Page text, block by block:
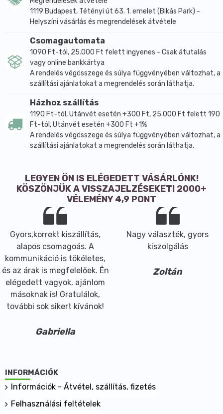
1119 Budapest, Tétényi út 63. 1. emelet (Bikás Park) -
Helyszíni vásárlás és megrendelések átvétele
Csomagautomata
1090 Ft-tól, 25.000 Ft felett ingyenes - Csak átutalás
vagy online bankkártya
A rendelés végösszege és súlya függvényében változhat, a
szállítási ajánlatokat a megrendelés során láthatja.
Házhoz szállítás
1190 Ft-tól, Utánvét esetén +300 Ft, 25.000 Ft felett 190
Ft-tól, Utánvét esetén +300 Ft +1%
A rendelés végösszege és súlya függvényében változhat, a
szállítási ajánlatokat a megrendelés során láthatja.
LEGYEN ÖN IS ELÉGEDETT VÁSÁRLÓNK!
KÖSZÖNJÜK A VISSZAJELZÉSEKET! 2000+
VÉLEMÉNY 4,9 PONT
Gyors,korrekt kiszállítás,
alapos csomagoás. A
kommunikáció is tökéletes,
és az árak is megfelelőek. Én
elégedett vagyok, ajánlom
másoknak is! Gratulálok,
további sok sikert kívánok!
Gabriella
Nagy választék, gyors
kiszolgálás
Zoltán
INFORMÁCIÓK
Információk - Átvétel, szállítás, fizetés
Felhasználási feltételek